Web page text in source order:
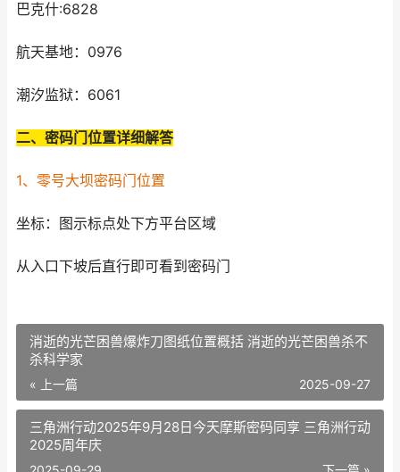
巴克什:6828
航天基地：0976
潮汐监狱：6061
二、密码门位置详细解答
1、零号大坝密码门位置
坐标：图示标点处下方平台区域
从入口下坡后直行即可看到密码门
消逝的光芒困兽爆炸刀图纸位置概括 消逝的光芒困兽杀不
杀科学家
« 上一篇 2025-09-27
三角洲行动2025年9月28日今天摩斯密码同享 三角洲行动
2025周年庆